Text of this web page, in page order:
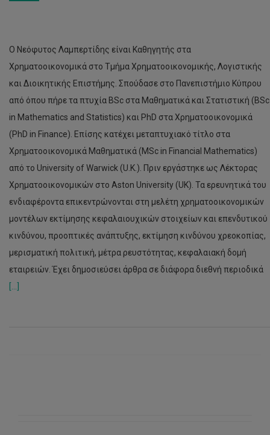
Ο Νεόφυτος Λαμπερτίδης είναι Καθηγητής στα
Χρηματοοικονομικά στο Τμήμα Χρηματοοικονομικής, Λογιστικής
και Διοικητικής Επιστήμης. Σπούδασε στο Πανεπιστήμιο Κύπρου
από όπου πήρε τα πτυχία BSc στα Μαθηματικά και Στατιστική (BSc
in Mathematics and Statistics) και PhD στα Χρηματοοικονομικά
(PhD in Finance). Επίσης κατέχει μεταπτυχιακό τίτλο στα
Χρηματοοικονομικά Μαθηματικά (MSc in Financial Mathematics)
από το University of Warwick (U.K.). Πριν εργάστηκε ως Λέκτορας
Χρηματοοικονομικών στο Aston University (UK). Τα ερευνητικά του
ενδιαφέροντα επικεντρώνονται στη μελέτη χρηματοοικονομικών
μοντέλων εκτίμησης κεφαλαιουχικών στοιχείων και επενδυτικού
κινδύνου, προοπτικές ανάπτυξης, εκτίμηση κινδύνου χρεοκοπίας,
μερισματική πολιτική, μέτρα ρευστότητας, κεφαλαιακή δομή
εταιρειών. Έχει δημοσιεύσει άρθρα σε διάφορα διεθνή περιοδικά